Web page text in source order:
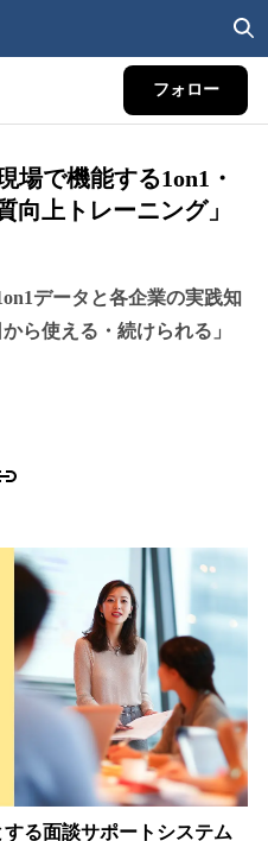
フォロー
で機能する1on1・
向上トレーニング」
データと各企業の実践知
ら使える・続けられる」
る面談サポートシステム